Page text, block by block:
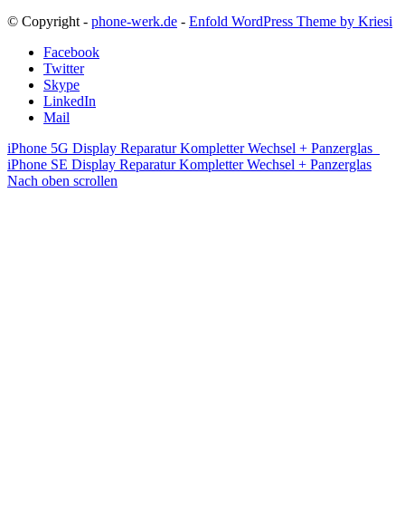
© Copyright - phone-werk.de - Enfold WordPress Theme by Kriesi
Facebook
Twitter
Skype
LinkedIn
Mail
iPhone 5G Display Reparatur Kompletter Wechsel + Panzerglas
iPhone SE Display Reparatur Kompletter Wechsel + Panzerglas
Nach oben scrollen